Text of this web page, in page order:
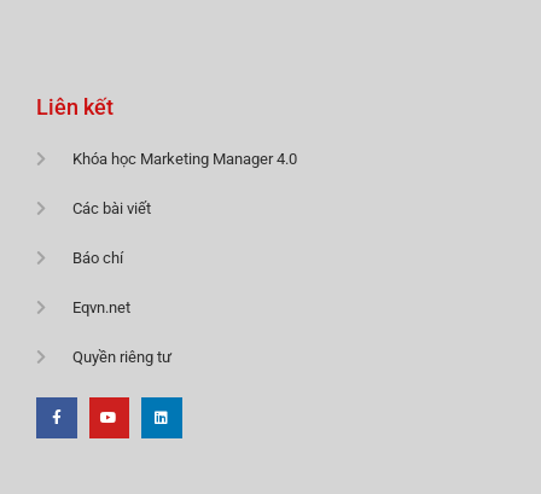
Liên kết
Khóa học Marketing Manager 4.0
Các bài viết
Báo chí
Eqvn.net
Quyền riêng tư